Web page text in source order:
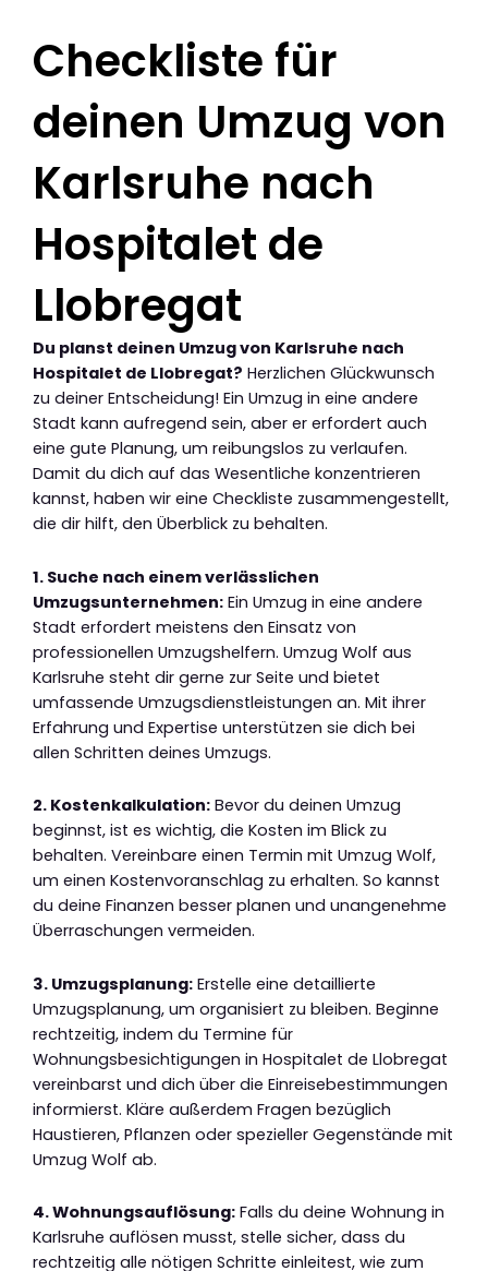
Checkliste für
deinen Umzug von
Karlsruhe nach
Hospitalet de
Llobregat
Du planst deinen Umzug von Karlsruhe nach
Hospitalet de Llobregat? Herzlichen Glückwunsch
zu deiner Entscheidung! Ein Umzug in eine andere
Stadt kann aufregend sein, aber er erfordert auch
eine gute Planung, um reibungslos zu verlaufen.
Damit du dich auf das Wesentliche konzentrieren
kannst, haben wir eine Checkliste zusammengestellt,
die dir hilft, den Überblick zu behalten.
1. Suche nach einem verlässlichen
Umzugsunternehmen: Ein Umzug in eine andere
Stadt erfordert meistens den Einsatz von
professionellen Umzugshelfern. Umzug Wolf aus
Karlsruhe steht dir gerne zur Seite und bietet
umfassende Umzugsdienstleistungen an. Mit ihrer
Erfahrung und Expertise unterstützen sie dich bei
allen Schritten deines Umzugs.
2. Kostenkalkulation: Bevor du deinen Umzug
beginnst, ist es wichtig, die Kosten im Blick zu
behalten. Vereinbare einen Termin mit Umzug Wolf,
um einen Kostenvoranschlag zu erhalten. So kannst
du deine Finanzen besser planen und unangenehme
Überraschungen vermeiden.
3. Umzugsplanung: Erstelle eine detaillierte
Umzugsplanung, um organisiert zu bleiben. Beginne
rechtzeitig, indem du Termine für
Wohnungsbesichtigungen in Hospitalet de Llobregat
vereinbarst und dich über die Einreisebestimmungen
informierst. Kläre außerdem Fragen bezüglich
Haustieren, Pflanzen oder spezieller Gegenstände mit
Umzug Wolf ab.
4. Wohnungsauflösung: Falls du deine Wohnung in
Karlsruhe auflösen musst, stelle sicher, dass du
rechtzeitig alle nötigen Schritte einleitest, wie zum